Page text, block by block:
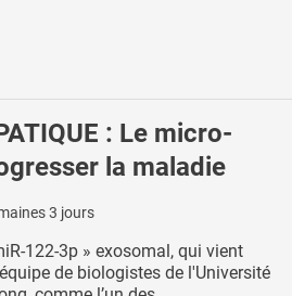
: Le micro-
la maladie
3 jours
122-3p » exosomal, qui vient
de biologistes de l'Université